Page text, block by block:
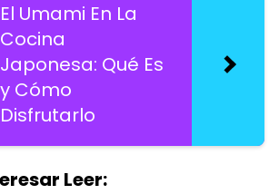
El Umami En La
Cocina
Japonesa: Qué Es
y Cómo
Disfrutarlo
Leer: